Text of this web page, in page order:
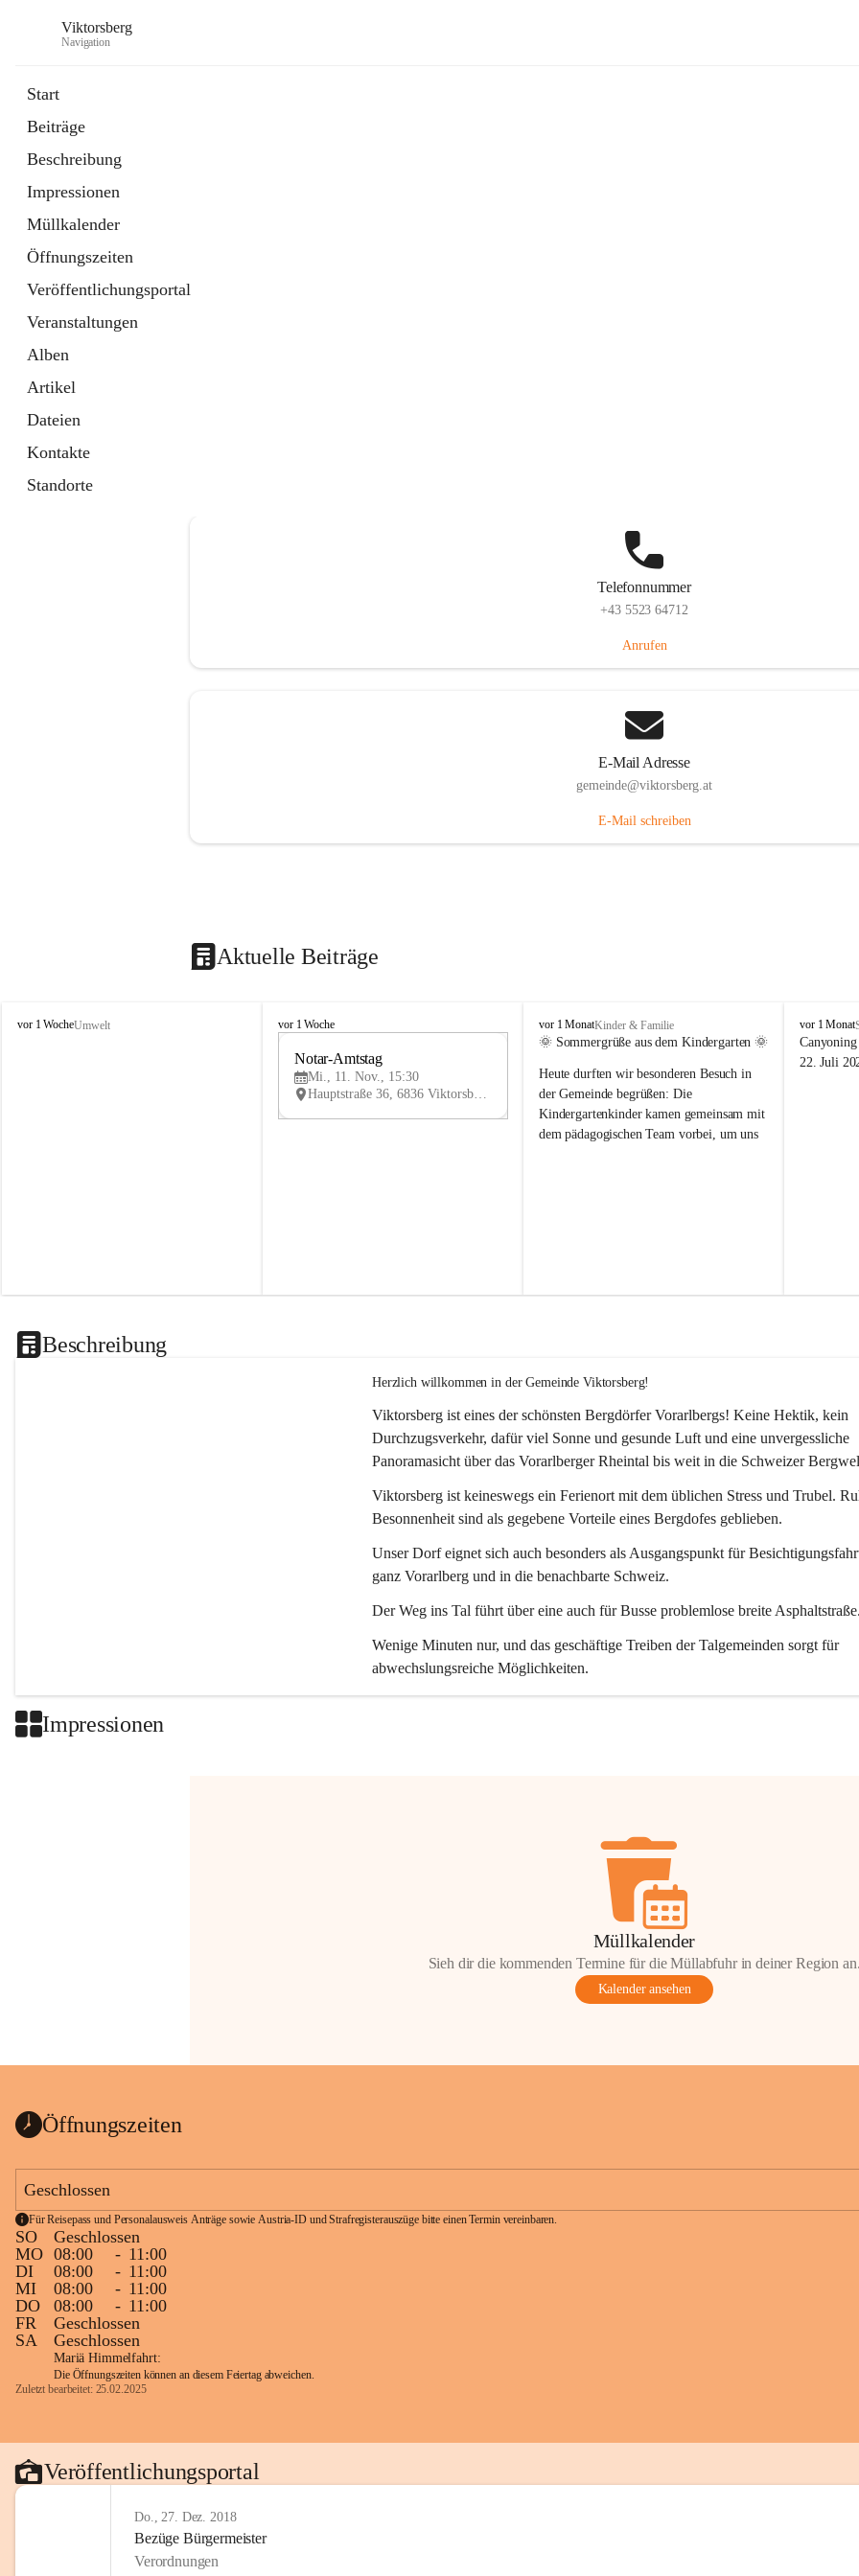
Viktorsberg
Navigation
Start
Beiträge
Beschreibung
Impressionen
Müllkalender
Öffnungszeiten
Veröffentlichungsportal
Veranstaltungen
Alben
Artikel
Dateien
Kontakte
Standorte
Telefonnummer
+43 5523 64712
Anrufen
E-Mail Adresse
gemeinde@viktorsberg.at
E-Mail schreiben
Aktuelle Beiträge
V
vor 1 WocheUmwelt
V
vor 1 Woche
V
Notar-Amtstag
Mi., 11. Nov., 15:30
Hauptstraße 36, 6836 Viktorsberg, AUT
V
i
t
o
r
s
vor 1 MonatKinder & Familie
🌞 Sommergrüße aus dem Kindergarten 🌞
Heute durften wir besonderen Besuch in
der Gemeinde begrüßen: Die
Kindergartenkinder kamen gemeinsam mit
dem pädagogischen Team vorbei, um uns
V
i
k
vor 1 Monat
22. Juli
Beschreibung
Herzlich willkommen in der Gemeinde Viktorsberg!
Viktorsberg ist eines der schönsten Bergdörfer Vorarlbergs! Keine Hektik, kein
Durchzugsverkehr, dafür viel Sonne und gesunde Luft und eine unvergessliche
Panoramasicht über das Vorarlberger Rheintal bis weit in die Schweizer
Viktorsberg ist keineswegs ein Ferienort mit dem üblichen Stress und Trubel.
Besonnenheit sind als gegebene Vorteile eines Bergdofes geblieben.
Unser Dorf eignet sich auch besonders als Ausgangspunkt für
ganz Vorarlberg und in die benachbarte Schweiz.
Der Weg ins Tal führt über eine auch für Busse problemlose breite
Wenige Minuten nur, und das geschäftige Treiben der Talgemeinden sorgt für
abwechslungsreiche Möglichkeiten.
Impressionen
Müllkalender
Sieh dir die kommenden Termine für die Müllabfuhr in deiner Region
Kalender ansehen
Öffnungszeiten
Geschlossen
Für Reisepass und Personalausweis Anträge sowie Austria-ID und Strafregisterauszüge bitte einen Termin vereinbaren.
SO
Geschlossen
MO 08:00 - 11:00
DI
08:00 - 11:00
MI
08:00 - 11:00
DO
08:00 - 11:00
FR
Geschlossen
SA
Geschlossen
Mariä Himmelfahrt:
Die Öffnungszeiten können an diesem Feiertag abweichen.
Zuletzt bearbeitet: 25.02.2025
Veröffentlichungsportal
Do., 27. Dez. 2018
Bezüge Bürgermeister
Verordnungen